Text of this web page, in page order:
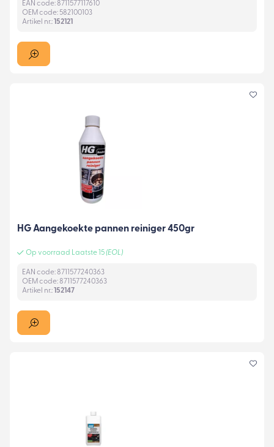
EAN code: 8711577117610
OEM code: 582100103
Artikel nr.:152121
HG Aangekoekte pannen reiniger 450gr
Op voorraad Laatste 15(EOL)
EAN code: 8711577240363
OEM code: 8711577240363
Artikel nr.: 152147